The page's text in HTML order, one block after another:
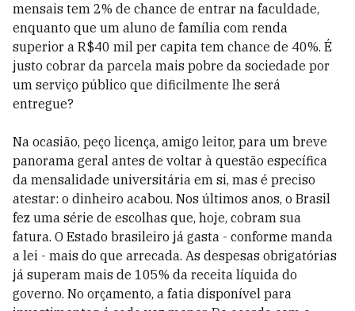
mensais tem 2% de chance de entrar na faculdade,
enquanto que um aluno de família com renda
superior a R$40 mil per capita tem chance de 40%. É
justo cobrar da parcela mais pobre da sociedade por
um serviço público que dificilmente lhe será
entregue?
Na ocasião, peço licença, amigo leitor, para um breve
panorama geral antes de voltar à questão específica
da mensalidade universitária em si, mas é preciso
atestar: o dinheiro acabou. Nos últimos anos, o Brasil
fez uma série de escolhas que, hoje, cobram sua
fatura. O Estado brasileiro já gasta - conforme manda
a lei - mais do que arrecada. As despesas obrigatórias
já superam mais de 105% da receita líquida do
governo. No orçamento, a fatia disponível para